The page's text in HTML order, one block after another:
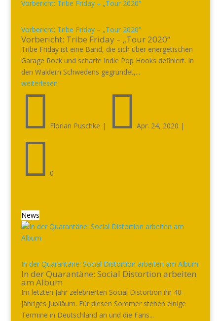
Vorbericht: Tribe Friday – „Tour 2020“
Vorbericht: Tribe Friday – „Tour 2020“
Tribe Friday ist eine Band, die sich über energetischen
Garage Rock und scharfe Indie Pop Hooks definiert. In
den Wäldern Schwedens gegründet,...
weiterlesen
 Florian Puschke |  Apr. 24, 2020 |
 0
News
In der Quarantäne: Social Distortion arbeiten am Album
In der Quarantäne: Social Distortion arbeiten
am Album
Im letzten Jahr zelebrierten Social Distortion ihr 40-
jähriges Jubiläum. Für diesen Sommer stehen einige
Termine in Deutschland an und die Fans...